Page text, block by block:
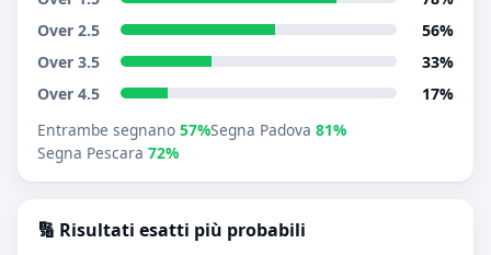
Over 2.5
56%
Over 3.5
33%
Over 4.5
17%
Entrambe segnano 57%Segna Padova 81%
Segna Pescara 72%
🔢 Risultati esatti più probabili